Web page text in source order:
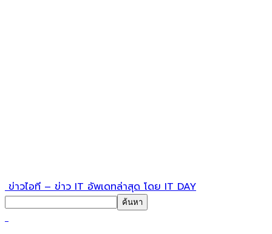
ข่าวไอที – ข่าว IT อัพเดทล่าสุด โดย IT DAY